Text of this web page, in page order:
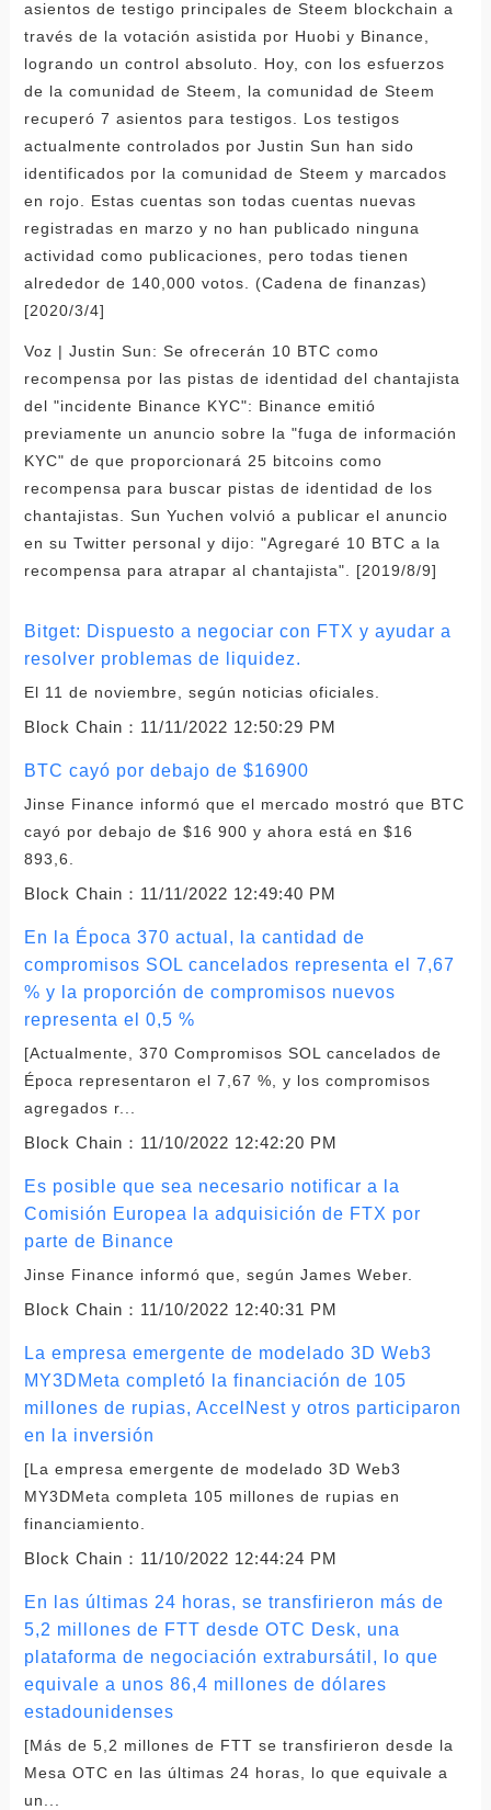
asientos de testigo principales de Steem blockchain a
través de la votación asistida por Huobi y Binance,
logrando un control absoluto. Hoy, con los esfuerzos
de la comunidad de Steem, la comunidad de Steem
recuperó 7 asientos para testigos. Los testigos
actualmente controlados por Justin Sun han sido
identificados por la comunidad de Steem y marcados
en rojo. Estas cuentas son todas cuentas nuevas
registradas en marzo y no han publicado ninguna
actividad como publicaciones, pero todas tienen
alrededor de 140,000 votos. (Cadena de finanzas)
[2020/3/4]
Voz | Justin Sun: Se ofrecerán 10 BTC como
recompensa por las pistas de identidad del chantajista
del "incidente Binance KYC": Binance emitió
previamente un anuncio sobre la "fuga de información
KYC" de que proporcionará 25 bitcoins como
recompensa para buscar pistas de identidad de los
chantajistas. Sun Yuchen volvió a publicar el anuncio
en su Twitter personal y dijo: "Agregaré 10 BTC a la
recompensa para atrapar al chantajista". [2019/8/9]
Bitget: Dispuesto a negociar con FTX y ayudar a
resolver problemas de liquidez.
El 11 de noviembre, según noticias oficiales.
Block Chain： 11/11/2022 12:50:29 PM
BTC cayó por debajo de $16900
Jinse Finance informó que el mercado mostró que BTC
cayó por debajo de $16 900 y ahora está en $16
893,6.
Block Chain： 11/11/2022 12:49:40 PM
En la Época 370 actual, la cantidad de
compromisos SOL cancelados representa el 7,67
% y la proporción de compromisos nuevos
representa el 0,5 %
[Actualmente, 370 Compromisos SOL cancelados de
Época representaron el 7,67 %, y los compromisos
agregados r...
Block Chain： 11/10/2022 12:42:20 PM
Es posible que sea necesario notificar a la
Comisión Europea la adquisición de FTX por
parte de Binance
Jinse Finance informó que, según James Weber.
Block Chain： 11/10/2022 12:40:31 PM
La empresa emergente de modelado 3D Web3
MY3DMeta completó la financiación de 105
millones de rupias, AccelNest y otros participaron
en la inversión
[La empresa emergente de modelado 3D Web3
MY3DMeta completa 105 millones de rupias en
financiamiento.
Block Chain： 11/10/2022 12:44:24 PM
En las últimas 24 horas, se transfirieron más de
5,2 millones de FTT desde OTC Desk, una
plataforma de negociación extrabursátil, lo que
equivale a unos 86,4 millones de dólares
estadounidenses
[Más de 5,2 millones de FTT se transfirieron desde la
Mesa OTC en las últimas 24 horas, lo que equivale a
un...